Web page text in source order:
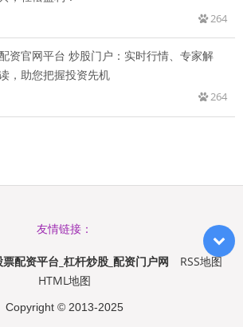
264
资官网平台 炒股门户：实时行情、专家解
，助您把握投资先机
264
友情链接：
配资平台_杠杆炒股_配资门户网
RSS地图
HTML地图
Copyright © 2013-2025